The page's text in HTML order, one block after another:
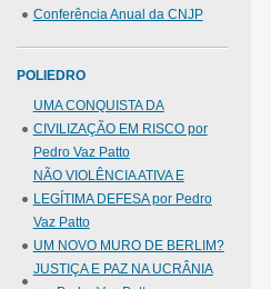
Conferência Anual da CNJP
POLIEDRO
UMA CONQUISTA DA
CIVILIZAÇÃO EM RISCO por
Pedro Vaz Patto
NÃO VIOLÊNCIA ATIVA E
LEGÍTIMA DEFESA por Pedro
Vaz Patto
UM NOVO MURO DE BERLIM?
JUSTIÇA E PAZ NA UCRÂNIA